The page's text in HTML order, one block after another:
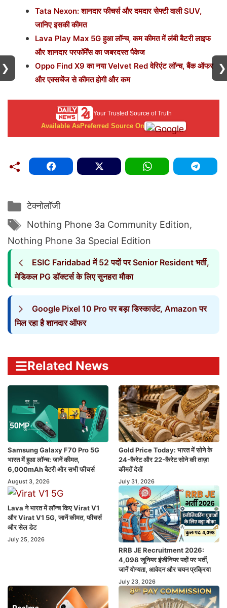
Tata Nexon: शानदार फीचर्स और दमदार सेफ्टी वाली SUV,
जानिए इसकी कीमत
Lava Play Max 5G हुआ लॉन्च, कम कीमत में लंबी बैटरी लाइफ
और शानदार परफॉर्मेंस का जबरदस्त पैकेज
Oppo Find X9 का नया Velvet Red वेरिएंट लॉन्च, बैंक ऑफर
और एक्सचेंज से कीमत होगी और कम
Your Trusted Source of Truth
Available AsPreferred Source On
Categories
टेक्नोलॉजी
Tags
Nothing Phone 3a Community Edition,
Nothing Phone 3a Special Edition
ESIC Faridabad में 52 पदों पर Senior Resident भर्ती,
मेडिकल PG डॉक्टर्स के लिए सुनहरा मौका
Google Pixel 10 Pro पर बड़ा डिस्काउंट, Amazon पर
मिल रहा है शानदार ऑफर
Related News
Samsung Galaxy F70 Pro 5G
भारत में हुआ लॉन्च: जानें कीमत,
6,000mAh बैटरी और सभी फीचर्स
August 3, 2026
Gold Price Today: भारत में सोने के
24-कैरेट और 22-कैरेट सोने की ताज़ा
कीमतें देखें
July 31, 2026
Lava ने भारत में लॉन्च किए Virat V1
और Virat V1 5G, जानें कीमत, फीचर्स
और सेल डेट
July 25, 2026
RRB JE Recruitment 2026:
4,098 जूनियर इंजीनियर पदों पर भर्ती,
जानें योग्यता, आवेदन और चयन प्रक्रिया
July 23, 2026
❯ ❯